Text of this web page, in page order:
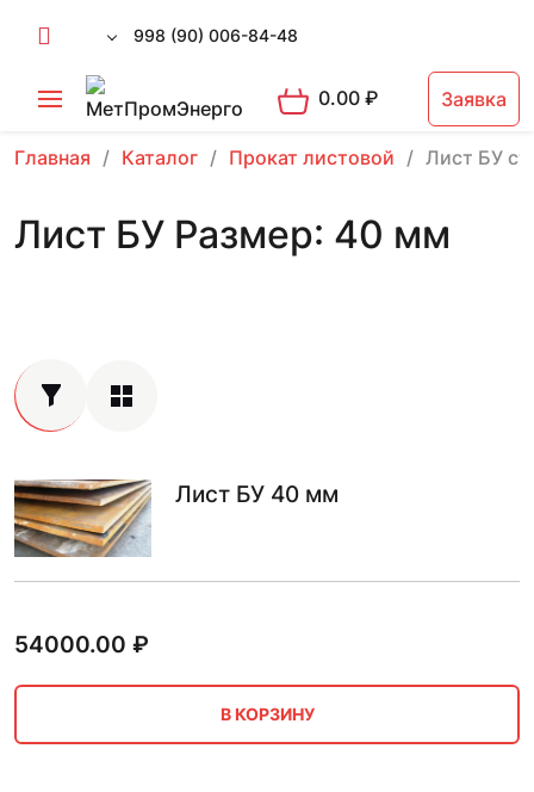
998 (90) 006-84-48
0.00₽ Заявка
Главная Каталог Прокат листовой Лист БУ
Лист БУ Размер: 40 мм
Лист БУ 40 мм
54000.00 ₽
В КОРЗИНУ